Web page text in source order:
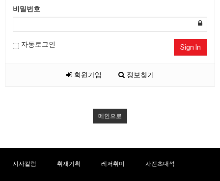
비밀번호
자동로그인 Sign In
회원가입 정보찾기
메인으로
시사칼럼 취재기획 레저취미 사진초대석